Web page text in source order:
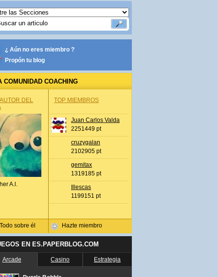
¿ Aún no eres miembro ?
Propón tu blog
COMUNIDAD COACHING
DEL
A.l.
Todo sobre él
TOP MIEMBROS
Juan Carlos Valda
2251449 pt
cruzygalan
2102905 pt
gemitax
1319185 pt
Illescas
1199151 pt
Hazte miembro
EN ES.PAPERBLOG.COM
Arcade Casino Estrategia